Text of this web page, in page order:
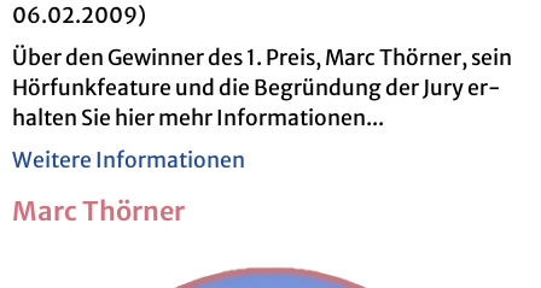
06.02.2009)
Über den Ge­win­ner des 1. Preis, Marc Thör­ner, sein
Hör­funk­fea­ture und die Be­grün­dung der Jury er­
hal­ten Sie hier mehr In­for­ma­tio­nen...
Wei­te­re In­for­ma­tio­nen
Marc Thör­ner